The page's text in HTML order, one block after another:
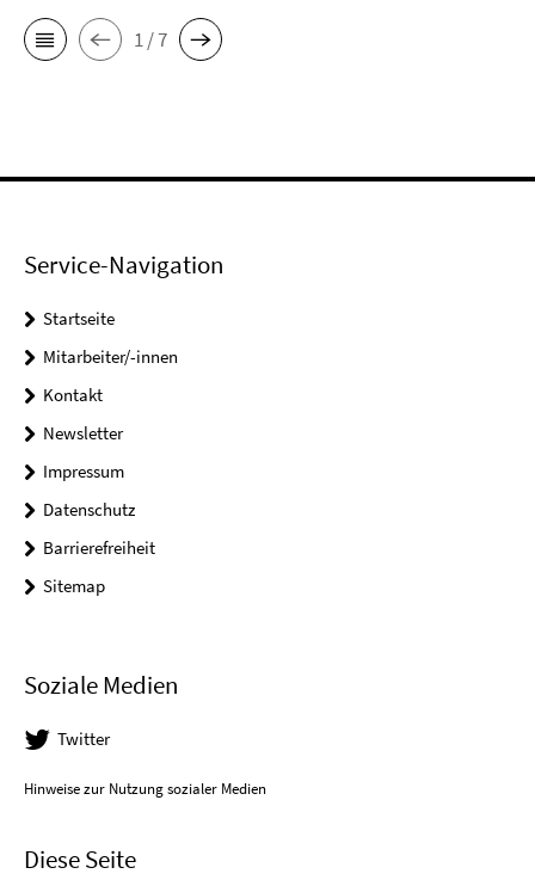
1 / 7
Service-Navigation
Startseite
Mitarbeiter/-innen
Kontakt
Newsletter
Impressum
Datenschutz
Barrierefreiheit
Sitemap
Soziale Medien
Twitter
Hinweise zur Nutzung sozialer Medien
Diese Seite